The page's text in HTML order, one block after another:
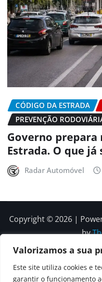
Valorizamos a sua
Este site utiliza cookies e
garantir o funcionamento
CÓDIGO DA ESTRADA
PREVENÇÃO
Governo prepara
Estrada. O que já
Radar Automóvel
Copyright © 2026 |
by
Somos
Editorial